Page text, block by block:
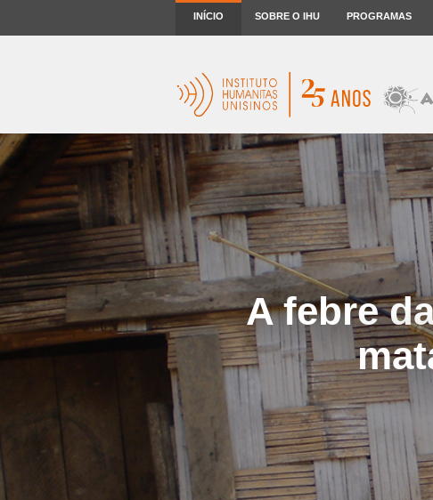
INÍCIO SOBRE O IHU PROGRAMAS
A febre